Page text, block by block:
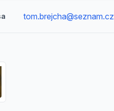
tom.brejcha@seznam.cz